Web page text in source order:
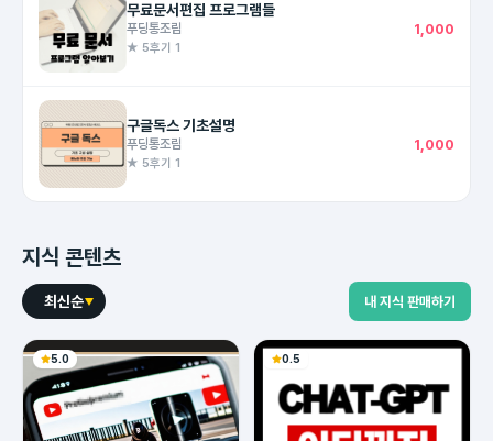
무료문서편집 프로그램들
푸딩통조림 1,000
★ 5후기 1
구글독스 기초설명
푸딩통조림 1,000
★ 5후기 1
지식 콘텐츠
최신순 내 지식 판매하기
5.0 0.5